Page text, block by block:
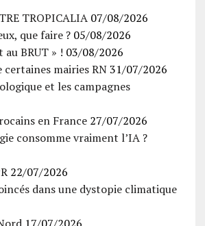
TROPICALIA 07/08/2026
que faire ? 05/08/2026
BRUT » ! 03/08/2026
certaines mairies RN 31/07/2026
et les campagnes
en France 27/07/2026
consomme vraiment l’IA ?
22/07/2026
dans une dystopie climatique